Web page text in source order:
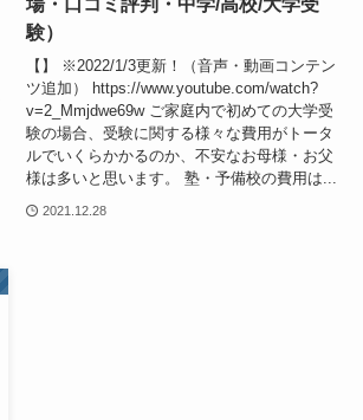
験）
【】 ※2022/1/3更新！（音声・動画コンテン
ツ追加） https://www.youtube.com/watch?
v=2_Mmjdwe69w ご家庭内で初めての大学受
験の場合、受験に関する様々な費用がトータ
ルでいくらかかるのか、不安なお母様・お父
様は多いと思います。 塾・予備校の費用は...
2021.12.28